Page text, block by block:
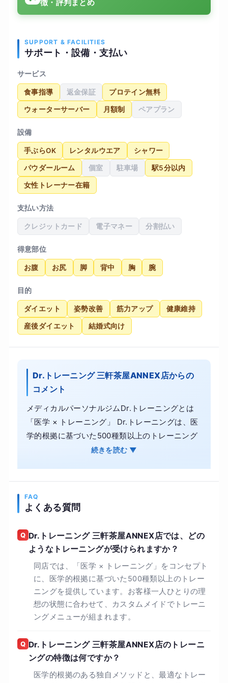
日の報告義務はありません。そのため、結局は自
分の意思の強さに依存する部分が大きく、ジムに
として、半年通って体重はマイナス1.5kg、体脂肪
率はほぼ横ばいという、目標には程遠い結果に終
わりました。トレーニングのおかげで姿勢が改善
され、以前より体は軽く感じますが、目に見える
「ダイエット効果」としては星3つが妥当だと感じ
ます。運動習慣はつきましたが、短期間で劇的に
痩せたい人よりも、健康維持やコンディショニン
グを重視する人向けのジムだと思います。
徴・評判まとめ
SUPPORT & FACILITIES
サポート・設備・支払い
サービス
食事指導 返金保証 プロテイン無料
ウォーターサーバー 月額制 ペアプラン
設備
手ぶらOK レンタルウエア シャワー
パウダールーム 個室 駐車場 駅5分以内
女性トレーナー在籍
支払い方法
クレジットカード 電子マネー 分割払い
得意部位
お腹 お尻 脚 背中 胸 腕
目的
ダイエット 姿勢改善 筋力アップ 健康維持
産後ダイエット 結婚式向け
Dr.トレーニング 三軒茶屋ANNEX店からの
コメント
メディカルパーソナルジムDr.トレーニングとは
「医学 × トレーニング」 Dr.トレーニングは、医
学的根拠に基づいた500種類以上のトレーニング
をお客様の理想の状態に合わせて、カスタムメイ
続きを読む ▼
FAQ
よくある質問
Q Dr.トレーニング 三軒茶屋ANNEX店では、どの
ようなトレーニングが受けられますか？
同店では、「医学 × トレーニング」をコンセプト
に、医学的根拠に基づいた500種類以上のトレー
ニングを提供しています。お客様一人ひとりの理
想の状態に合わせて、カスタムメイドでトレーニ
ングメニューが組まれます。
Q Dr.トレーニング 三軒茶屋ANNEX店のトレーニ
ングの特徴は何ですか？
医学的根拠のある独自メソッドと、最適なトレー